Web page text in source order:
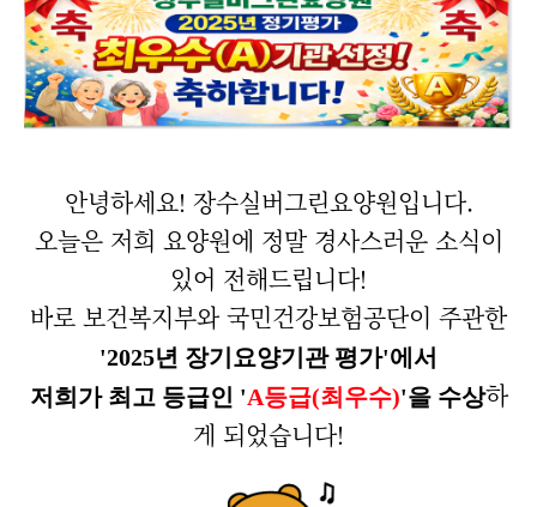
안녕하세요! 장수실버그린요양원입니다.
오늘은 저희 요양원에 정말 경사스러운 소식이
있어 전해드립니다!
바로 보건복지부와 국민건강보험공단이 주관한
'2025년 장기요양기관 평가'에서
저희가 최고 등급인 'A등급(최우수)'을 수상하
게 되었습니다!